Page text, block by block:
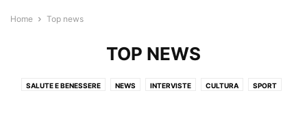
Home Top news
TOP NEWS
SALUTE E BENESSERE NEWS INTERVISTE CULTURA SPORT